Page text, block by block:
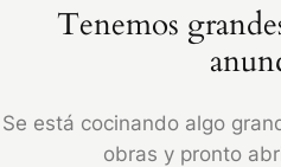
Tenemos
Se está cocinando algo
obras y pronto